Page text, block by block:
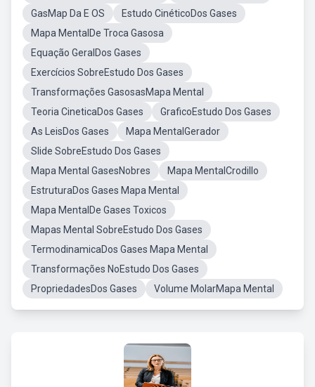
GasMap Da E OS
Estudo CinéticoDos Gases
Mapa MentalDe Troca Gasosa
Equação GeralDos Gases
Exercícios SobreEstudo Dos Gases
Transformações GasosasMapa Mental
Teoria CineticaDos Gases
GraficoEstudo Dos Gases
As LeisDos Gases
Mapa MentalGerador
Slide SobreEstudo Dos Gases
Mapa Mental GasesNobres
Mapa MentalCrodillo
EstruturaDos Gases Mapa Mental
Mapa MentalDe Gases Toxicos
Mapas Mental SobreEstudo Dos Gases
TermodinamicaDos Gases Mapa Mental
Transformações NoEstudo Dos Gases
PropriedadesDos Gases
Volume MolarMapa Mental